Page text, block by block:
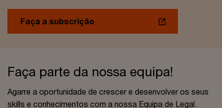
Faça a subscrição
Faça parte da nossa equipa!
Agarre a oportunidade de crescer e desenvolver os seus
skills e conhecimentos com a nossa Equipa de Legal.